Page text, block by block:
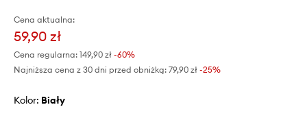
Cena aktualna:
59,90 zł
Cena regularna: 149,90 zł -60%
Najniższa cena z 30 dni przed obniżką: 79,90 zł -25%
Kolor: biały